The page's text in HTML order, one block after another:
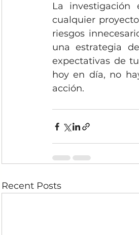
La
cualquier
riesgos
una estrategia
expectativas de
hoy en día, no
acción.
Recent Posts